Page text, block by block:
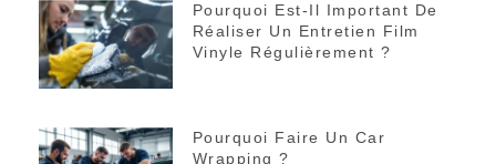
Pourquoi Est-Il Important De
Réaliser Un Entretien Film
Vinyle Régulièrement ?
Pourquoi Faire Un Car
Wrapping ?